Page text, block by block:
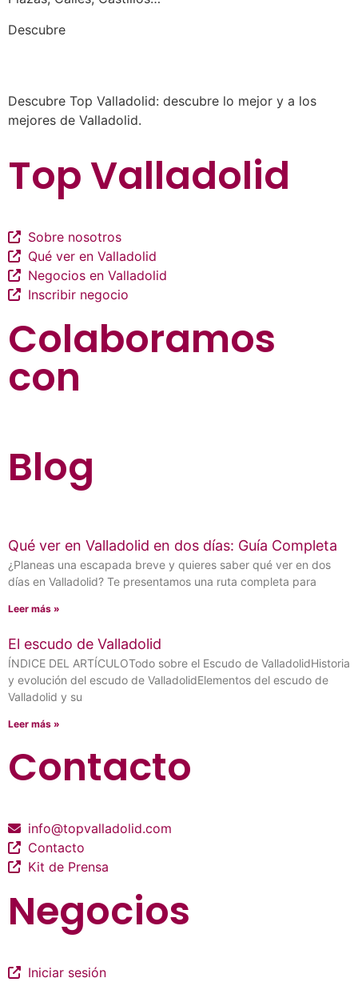
Descubre
Descubre Top Valladolid: descubre lo mejor y a los
mejores de Valladolid.
Top Valladolid
Sobre nosotros
Qué ver en Valladolid
Negocios en Valladolid
Inscribir negocio
Colaboramos
con
Blog
Qué ver en Valladolid en dos días: Guía Completa
¿Planeas una escapada breve y quieres saber qué ver en dos
días en Valladolid? Te presentamos una ruta completa para
Leer más »
El escudo de Valladolid
ÍNDICE DEL ARTÍCULOTodo sobre el Escudo de ValladolidHistoria
y evolución del escudo de ValladolidElementos del escudo de
Valladolid y su
Leer más »
Contacto
info@topvalladolid.com
Contacto
Kit de Prensa
Negocios
Iniciar sesión